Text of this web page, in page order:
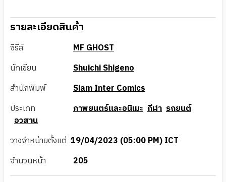
รายละเอียดสินค้า
ซีรีส์
MF GHOST
นักเขียน
Shuichi Shigeno
สำนักพิมพ์
Siam Inter Comics
ประเภท
ภาพยนตร์และอนิเมะ กีฬา รถยนต์
อวสาน
วางจำหน่ายตั้งแต่ 19/04/2023 (05:00 PM) ICT
จำนวนหน้า
205